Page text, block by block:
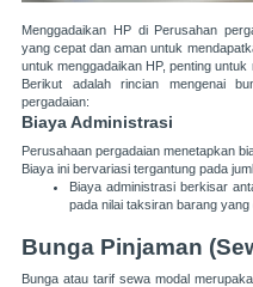
Menggadaikan HP di Perusahan
yang cepat dan aman untuk
untuk menggadaikan HP, penting
Berikut adalah rincian mengenai
pergadaian:
Biaya Administrasi
Perusahaan pergadaian menetapkan
Biaya ini bervariasi tergantung pada
Biaya administrasi berkisar
pada nilai taksiran barang yang
Bunga Pinjaman
Bunga atau tarif sewa modal